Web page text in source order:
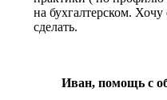
на бухгалтерском.
сделать.
Иван, помощь с